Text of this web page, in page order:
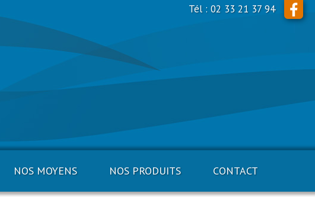
Tél : 02 33 21 37 94
NOS MOYENS NOS PRODUITS CONTACT